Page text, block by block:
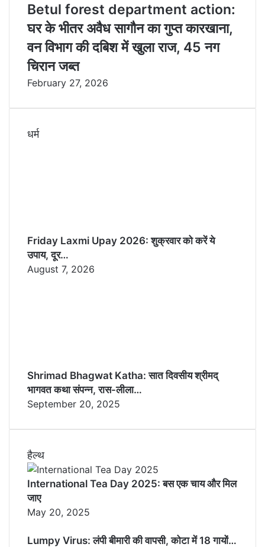
Betul forest department action:
घर के भीतर अवैध सागौन का गुप्त कारखाना,
वन विभाग की दबिश में खुला राज, 45 नग
चिरान जब्त
February 27, 2026
धर्म
Friday Laxmi Upay 2026: शुक्रवार को करें ये
उपाय, दूर…
August 7, 2026
Shrimad Bhagwat Katha: सात दिवसीय श्रीमद्
भागवत कथा संपन्न, रास-लीला…
September 20, 2025
हैल्थ
International Tea Day 2025: बस एक चाय और मिल
जाए
May 20, 2025
Lumpy Virus: लंपी बीमारी की वापसी, कोटा में 18 गायों…